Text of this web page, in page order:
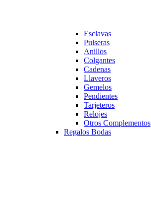
Esclavas
Pulseras
Anillos
Colgantes
Cadenas
Llaveros
Gemelos
Pendientes
Tarjeteros
Relojes
Otros Complementos
Regalos Bodas